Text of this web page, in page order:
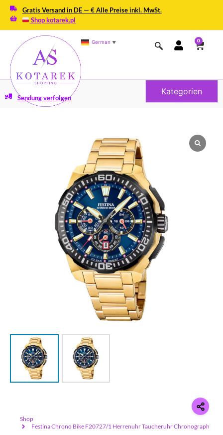
Gratis Versand in DE — € Alle Preise inkl. MwSt.
Shop kotarek.pl
German ▼ 0
Kategorien
Sendung verfolgen
Shop
Festina Chrono Bike F20727/1 Herrenuhr Taucheruhr Chronograph